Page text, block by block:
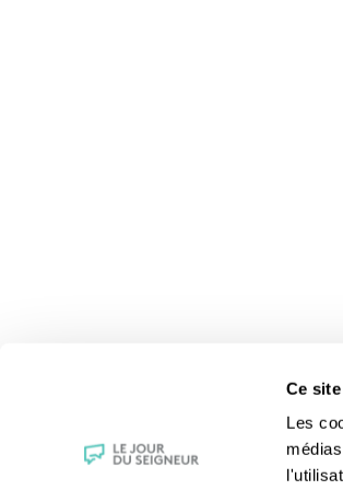
Ce
Les
La messe
Magazine Le Jour du Seigneur